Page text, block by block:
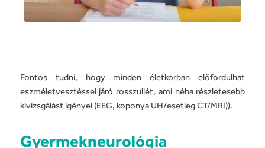
Fontos tudni, hogy minden életkorban előfordulhat
eszméletvesztéssel járó rosszullét, ami néha részletesebb
kivizsgálást igényel (EEG, koponya UH/esetleg CT/MRI)).
Gyermekneurológia